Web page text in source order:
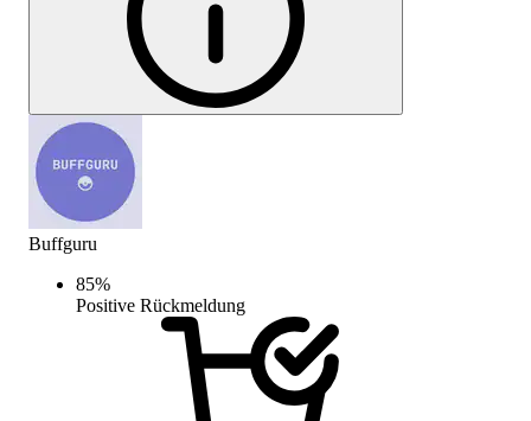
Buffguru
85%
Positive Rückmeldung